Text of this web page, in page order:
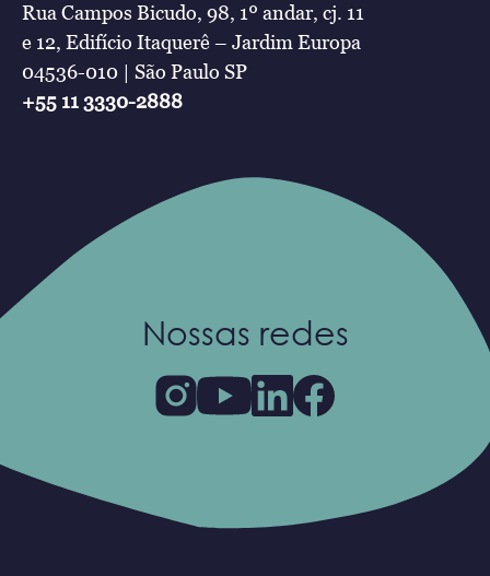
Rua Campos Bicudo, 98, 1º andar, cj. 11
e 12, Edifício Itaquerê – Jardim Europa
04536-010 | São Paulo SP
+55 11 3330-2888
Nossas redes